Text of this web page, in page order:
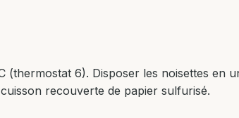
(thermostat 6). Disposer les noisettes en
recouverte de papier sulfurisé.